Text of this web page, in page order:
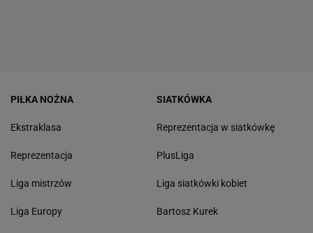
PIŁKA NOŻNA
Ekstraklasa
Reprezentacja
Liga mistrzów
Liga Europy
SIATKÓWKA
Reprezentacja w siatkówkę
PlusLiga
Liga siatkówki kobiet
Bartosz Kurek